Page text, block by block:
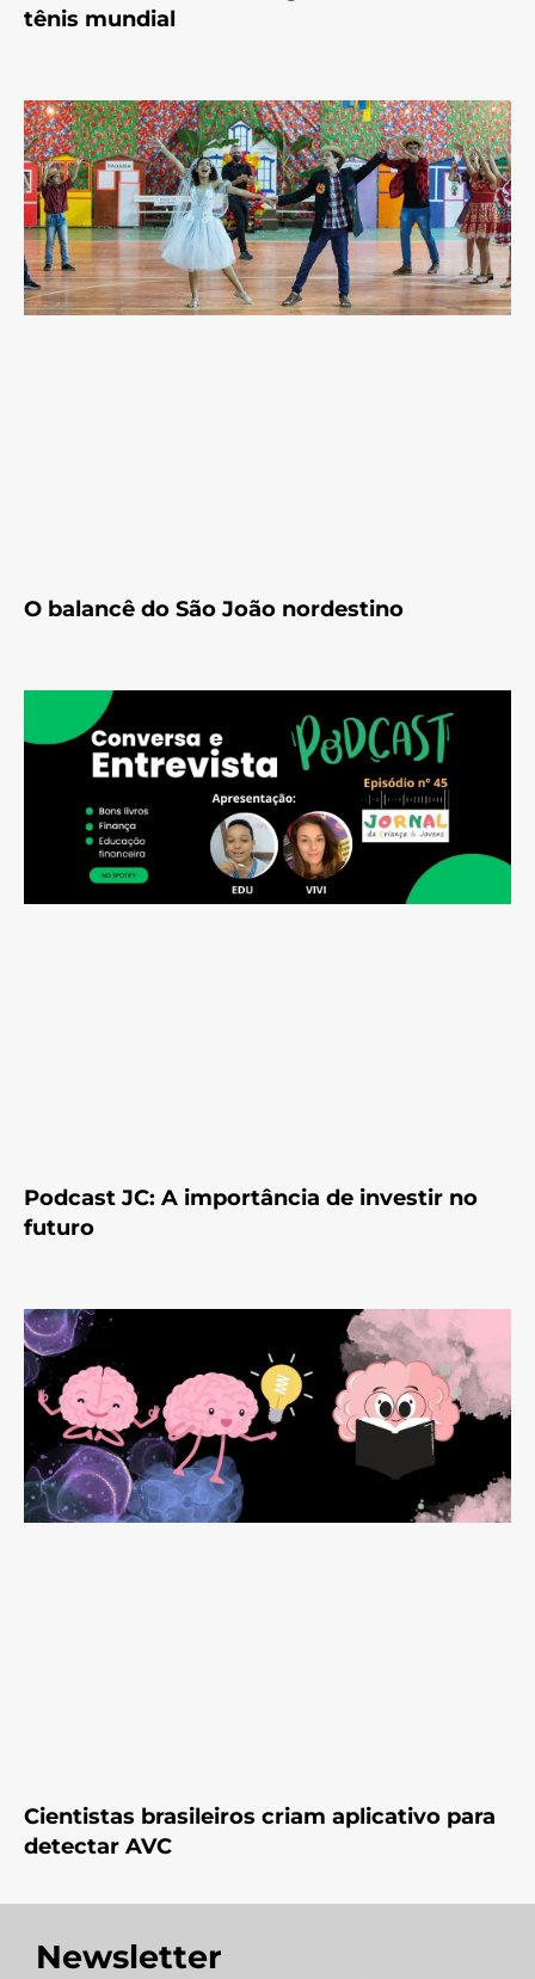
tênis mundial
O balancê do São João nordestino
Podcast JC: A importância de investir no
futuro
Cientistas brasileiros criam aplicativo para
detectar AVC
Newsletter